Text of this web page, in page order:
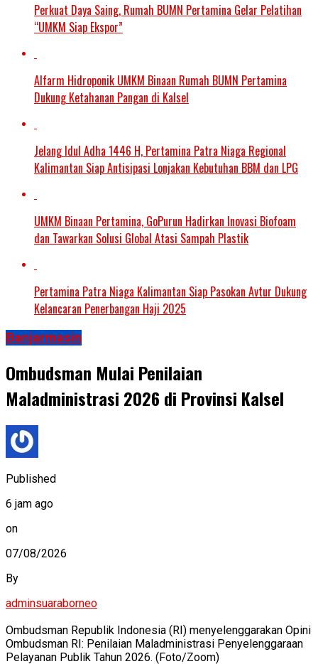
Perkuat Daya Saing, Rumah BUMN Pertamina Gelar Pelatihan
“UMKM Siap Ekspor”
Alfarm Hidroponik UMKM Binaan Rumah BUMN Pertamina
Dukung Ketahanan Pangan di Kalsel
Jelang Idul Adha 1446 H, Pertamina Patra Niaga Regional
Kalimantan Siap Antisipasi Lonjakan Kebutuhan BBM dan LPG
UMKM Binaan Pertamina, GoPurun Hadirkan Inovasi Biofoam
dan Tawarkan Solusi Global Atasi Sampah Plastik
Pertamina Patra Niaga Kalimantan Siap Pasokan Avtur Dukung
Kelancaran Penerbangan Haji 2025
Banjarmasin
Ombudsman Mulai Penilaian
Maladministrasi 2026 di Provinsi Kalsel
Published
6 jam ago
on
07/08/2026
By
adminsuaraborneo
Ombudsman Republik Indonesia (RI) menyelenggarakan Opini
Ombudsman RI: Penilaian Maladministrasi Penyelenggaraan
Pelayanan Publik Tahun 2026. (Foto/Zoom)